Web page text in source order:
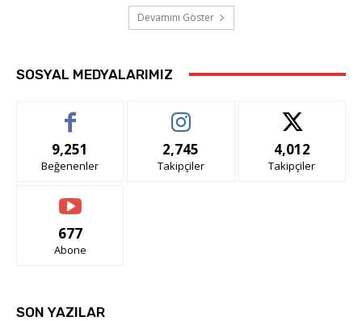
Devamını Göster
SOSYAL MEDYALARIMIZ
9,251
Beğenenler
2,745
Takipçiler
4,012
Takipçiler
677
Abone
SON YAZILAR